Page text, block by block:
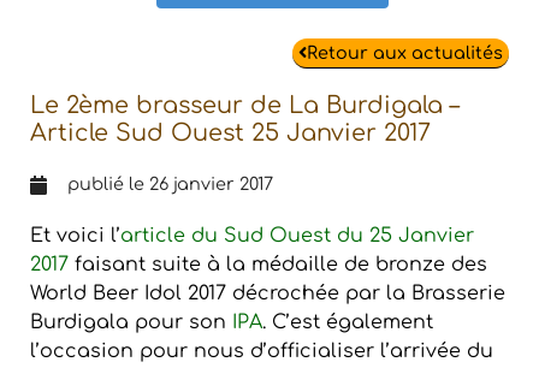
Retour aux actualités
Le 2ème brasseur de La Burdigala –
Article Sud Ouest 25 Janvier 2017
publié le 26 janvier 2017
Et voici l’article du Sud Ouest du 25 Janvier
2017 faisant suite à la médaille de bronze des
World Beer Idol 2017 décrochée par la Brasserie
Burdigala pour son IPA. C’est également
l’occasion pour nous d’officialiser l’arrivée du